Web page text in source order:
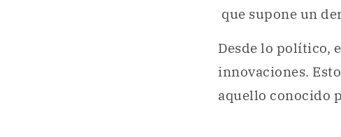
que supone un
Desde lo político,
innovaciones.
aquello conocido